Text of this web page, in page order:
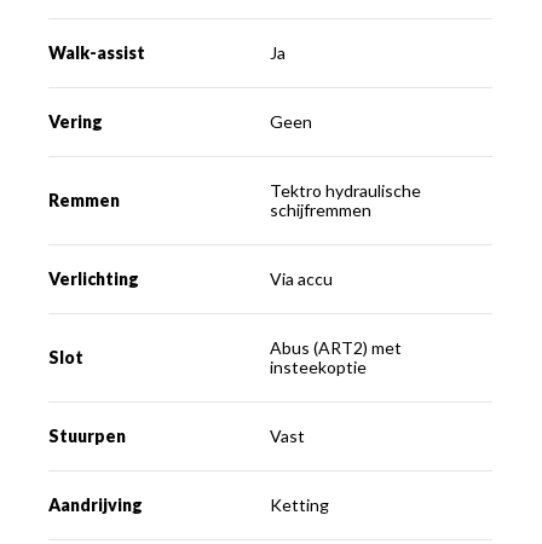
Walk-assist Ja
Vering Geen
Remmen
Tektro hydraulische
schijfremmen
Verlichting Via accu
Slot
Abus (ART2) met
insteekoptie
Stuurpen Vast
Aandrijving Ketting